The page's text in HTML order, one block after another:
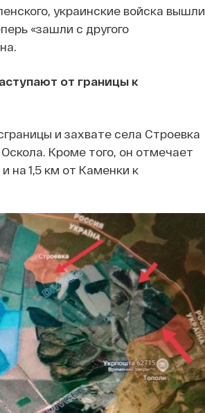
украинские войска вышли
«зашли с другого
от границы к
и захвате села Строевка
Кроме того, он отмечает
на 1,5 км от Каменки к